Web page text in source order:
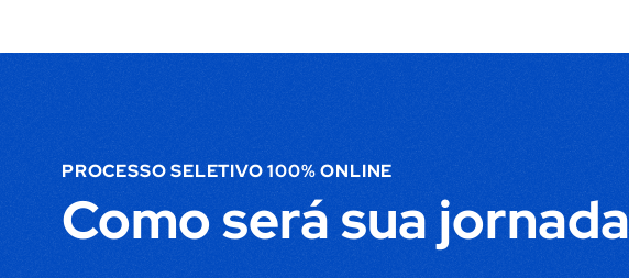
PROCESSO SELETIVO 100% ONLINE
Como será sua jornada